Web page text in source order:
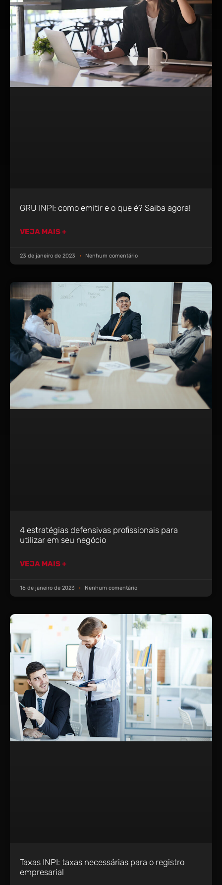
GRU INPI: como emitir e o que é? Saiba agora!
VEJA MAIS +
23 de janeiro de 2023 Nenhum comentário
4 estratégias defensivas profissionais para
utilizar em seu negócio
VEJA MAIS +
16 de janeiro de 2023 Nenhum comentário
Taxas INPI: taxas necessárias para o registro
empresarial